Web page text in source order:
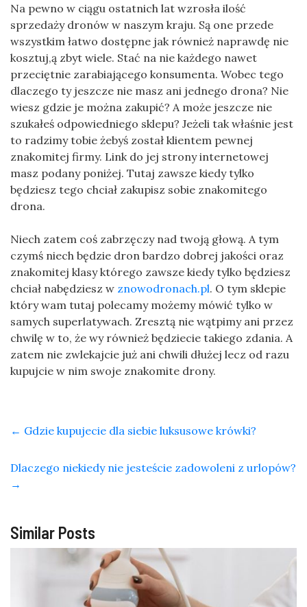
Na pewno w ciągu ostatnich lat wzrosła ilość
sprzedaży dronów w naszym kraju. Są one przede
wszystkim łatwo dostępne jak również naprawdę nie
kosztuj,ą zbyt wiele. Stać na nie każdego nawet
przeciętnie zarabiającego konsumenta. Wobec tego
dlaczego ty jeszcze nie masz ani jednego drona? Nie
wiesz gdzie je można zakupić? A może jeszcze nie
szukałeś odpowiedniego sklepu? Jeżeli tak właśnie jest
to radzimy tobie żebyś został klientem pewnej
znakomitej firmy. Link do jej strony internetowej
masz podany poniżej. Tutaj zawsze kiedy tylko
będziesz tego chciał zakupisz sobie znakomitego
drona.
Niech zatem coś zabrzęczy nad twoją głową. A tym
czymś niech będzie dron bardzo dobrej jakości oraz
znakomitej klasy którego zawsze kiedy tylko będziesz
chciał nabędziesz w znowodronach.pl. O tym sklepie
który wam tutaj polecamy możemy mówić tylko w
samych superlatywach. Zresztą nie wątpimy ani przez
chwilę w to, że wy również będziecie takiego zdania. A
zatem nie zwlekajcie już ani chwili dłużej lecz od razu
kupujcie w nim swoje znakomite drony.
← Gdzie kupujecie dla siebie luksusowe krówki?
Dlaczego niekiedy nie jesteście zadowoleni z urlopów?
→
Similar Posts